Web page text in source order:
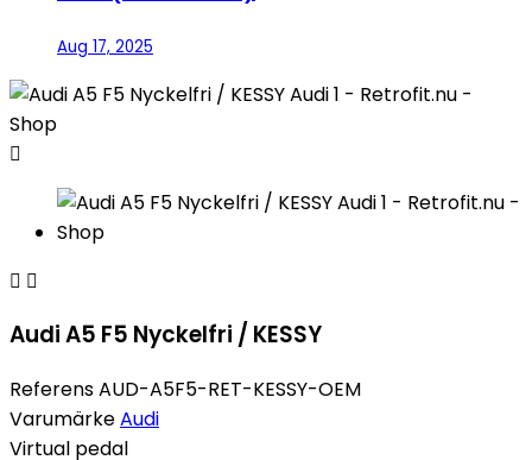
Aug 17, 2025

 
Audi A5 F5 Nyckelfri / KESSY
ReferensAUD-A5F5-RET-KESSY-OEM
VarumärkeAudi
Virtual pedal